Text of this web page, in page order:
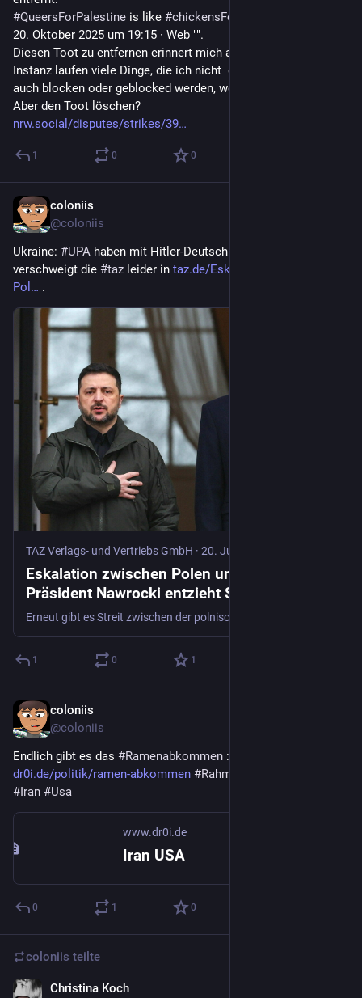
#QueersForPalestine is like #chickensForKFC
20. Oktober 2025 um 19:15 · Web "".
Diesen Toot zu entfernen erinnert mich an  #1984 . Auf der
Instanz laufen viele Dinge, die ich nicht  gut finde - yeah, kann
auch blocken oder geblocked werden, wenn es zu sehr nervt.
Aber den Toot löschen?
nrw.social/disputes/strikes/39
1 0 0
coloniis
@coloniis
Ukraine: #UPA haben mit Hitler-Deutschland gemordet. Das
verschweigt die #taz leider in taz.de/Eskalation-zwischen-
Pol
.
TAZ Verlags- und Vertriebs GmbH · 20. Juni
Eskalation zwischen Polen und Ukraine:
Präsident Nawrocki entzieht Selenskyj
höchsten Orden
1 0 1
coloniis
@coloniis
Endlich gibt es das #Ramenabkommen :
dr0i.de/politik/ramen-abkommen #Rahmenabkommen
#Iran #Usa
www.dr0i.de
Iran USA
0 1 0
coloniis teilte
Christina Koch